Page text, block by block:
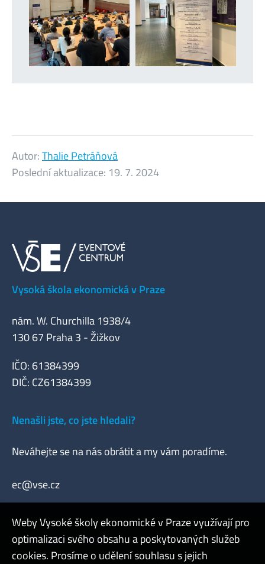
Autor:Thalie Petráňová
Poslední aktualizace: 19. 7. 2024
Vysoká škola ekonomická v Praze
nám. W. Churchilla 1938/4
130 67 Praha 3 - Žižkov
IČO: 61384399
DIČ: CZ61384399
Nenašli jste, co jste hledali?
Neváhejte se na nás obrátit a my vám poradíme.
ec@vse.cz
Často kladené otázky
Weby Vysoké školy ekonomické v Praze využívají pro
optimalizaci svého obsahu a poskytovaných služeb
cookies. Prosíme o udělení souhlasu s jejich